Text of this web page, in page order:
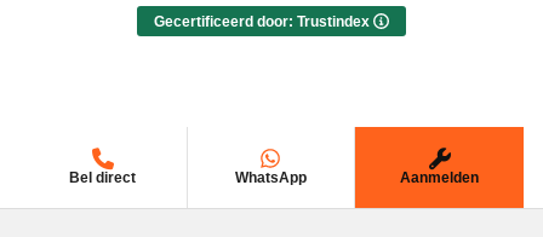
Gecertificeerd door: Trustindex
Bel direct WhatsApp Aanmelden